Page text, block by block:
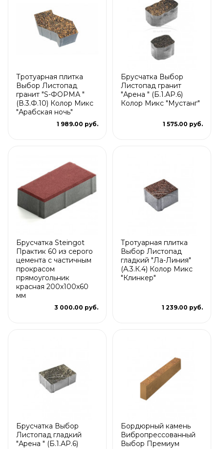
Тротуарная плитка
Выбор Листопад
гранит "S-ФОРМА "
(В.3.Ф.10) Колор Микс
"Арабская ночь"
1 989.00 руб.
Брусчатка Выбор
Листопад гранит
"Арена " (Б.1.АР.6)
Колор Микс "Мустанг"
1 575.00 руб.
Брусчатка Steingot
Практик 60 из серого
цемента с частичным
прокрасом
прямоугольник
красная 200х100х60
мм
3 000.00 руб.
Тротуарная плитка
Выбор Листопад
гладкий "Ла-Линия"
(А.3.К.4) Колор Микс
"Клинкер"
1 239.00 руб.
Брусчатка Выбор
Листопад гладкий
"Арена " (Б.1.АР.6)
Бордюрный камень
Вибропрессованный
Выбор Премиум